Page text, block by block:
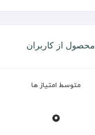
محصول از کاربران
متوسط امتیاز ها
0